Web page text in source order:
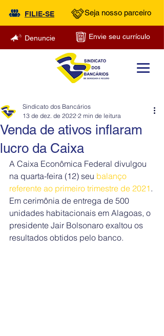
FILIE-SE Seja nosso parceiro
Denuncie Envie seu currículo
Venda de ativos inflaram
lucro da Caixa
Sindicato dos Bancários
13 de dez. de 2022 2 min de leitura
A Caixa Econômica Federal divulgou
na quarta-feira (12) seu balanço
referente ao primeiro trimestre de 2021 .
Em cerimônia de entrega de 500
unidades habitacionais em Alagoas, o
presidente Jair Bolsonaro exaltou os
resultados obtidos pelo banco.